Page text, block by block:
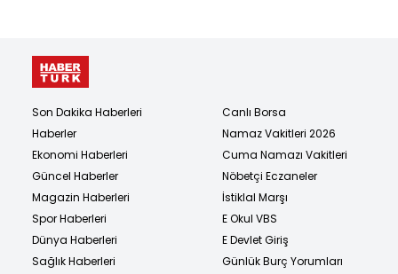
Son Dakika Haberleri
Haberler
Ekonomi Haberleri
Güncel Haberler
Magazin Haberleri
Spor Haberleri
Dünya Haberleri
Sağlık Haberleri
Canlı Borsa
Namaz Vakitleri 2026
Cuma Namazı Vakitleri
Nöbetçi Eczaneler
İstiklal Marşı
E Okul VBS
E Devlet Giriş
Günlük Burç Yorumları